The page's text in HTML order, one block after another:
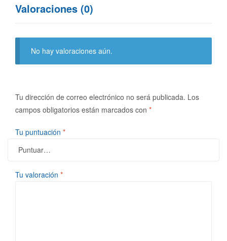
Valoraciones (0)
No hay valoraciones aún.
Tu dirección de correo electrónico no será publicada. Los
campos obligatorios están marcados con *
Tu puntuación *
Tu valoración *